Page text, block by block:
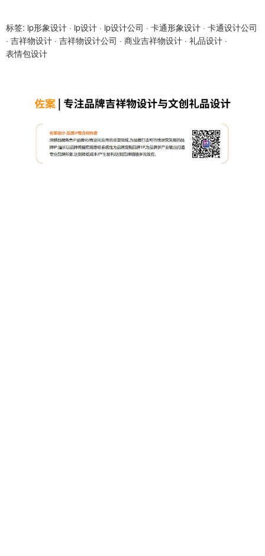
标签: ip形象设计 · ip设计 · ip设计公司 · 卡通形象设计 · 卡通设计公司
· 吉祥物设计 · 吉祥物设计公司 · 商业吉祥物设计 · 礼品设计 ·
表情包设计